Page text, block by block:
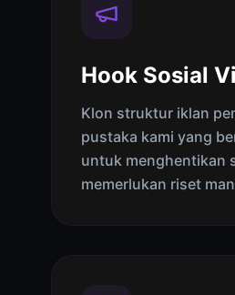
Hook Sosial
Klon struktur iklan
pustaka kami yang
untuk menghentikan
memerlukan riset